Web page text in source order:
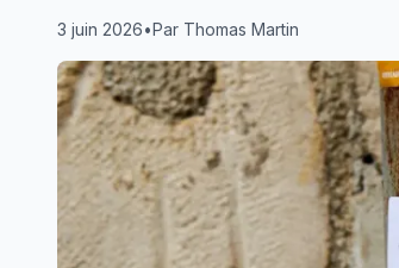
3 juin 2026•Par Thomas Martin